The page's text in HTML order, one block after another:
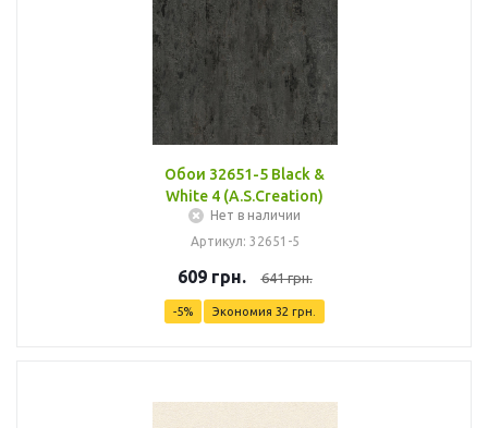
Обои 32651-5 Black &
White 4 (A.S.Creation)
Нет в наличии
Артикул: 32651-5
609грн. 641грн.
-5% Экономия 32 грн.